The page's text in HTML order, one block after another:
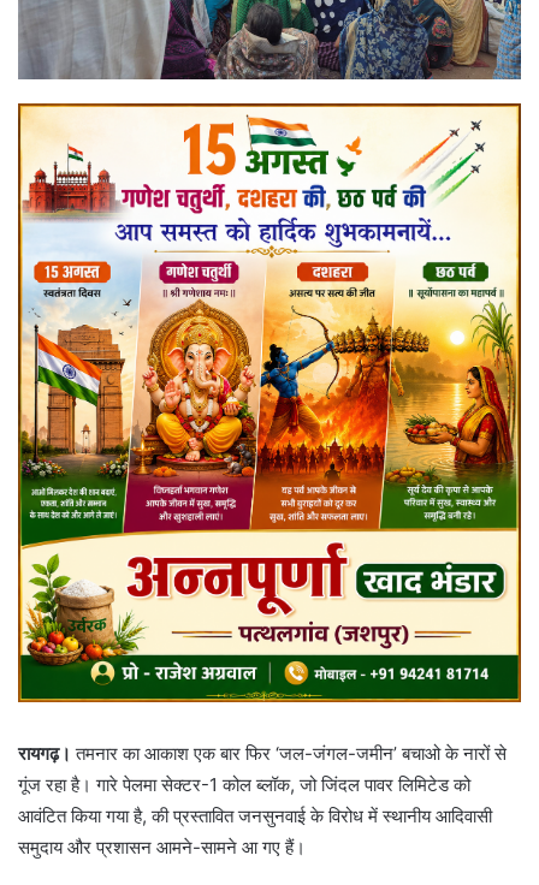
रायगढ़। तमनार का आकाश एक बार फिर ‘जल-जंगल-जमीन’ बचाओ के नारों से
गूंज रहा है। गारे पेलमा सेक्टर-1 कोल ब्लॉक, जो जिंदल पावर लिमिटेड को
आवंटित किया गया है, की प्रस्तावित जनसुनवाई के विरोध में स्थानीय आदिवासी
समुदाय और प्रशासन आमने-सामने आ गए हैं।